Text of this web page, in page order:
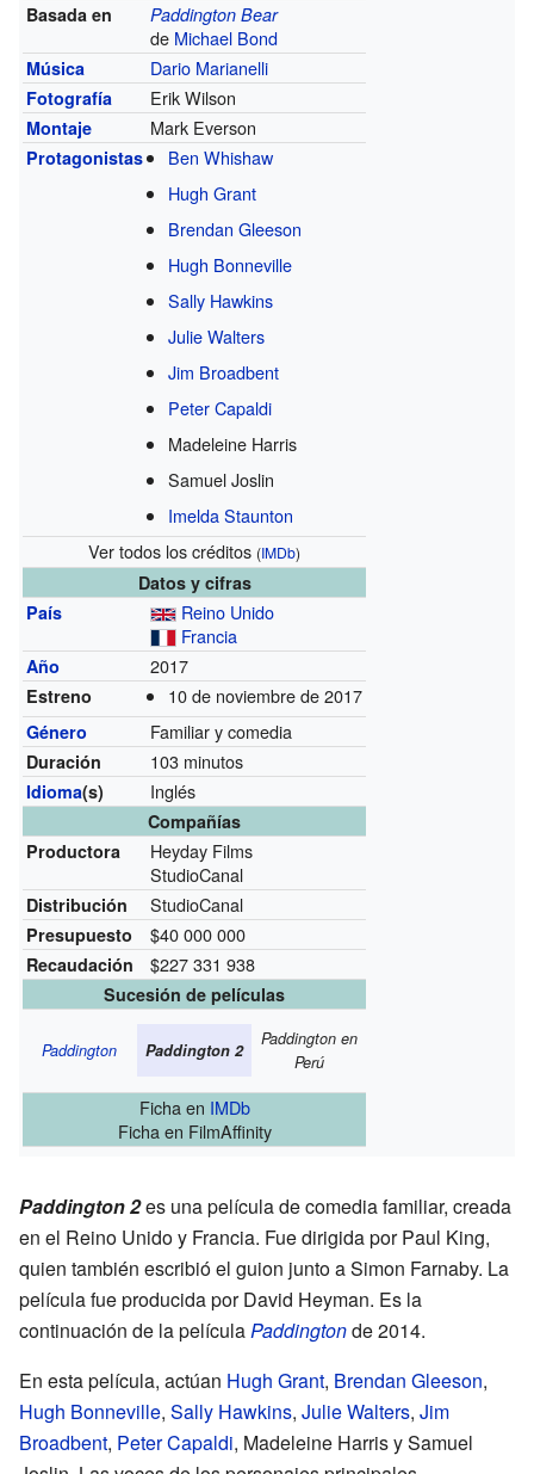
Basada en Paddington Bear
de Michael Bond
Música Dario Marianelli
Fotografía Erik Wilson
Montaje Mark Everson
Protagonistas
Ben Whishaw
Hugh Grant
Brendan Gleeson
Hugh Bonneville
Sally Hawkins
Julie Walters
Jim Broadbent
Peter Capaldi
Madeleine Harris
Samuel Joslin
Imelda Staunton
Ver todos los créditos (IMDb)
Datos y cifras
País
Reino Unido
Francia
Año 2017
Estreno 10 de noviembre de 2017
Género Familiar y comedia
Duración 103 minutos
Idioma(s) Inglés
Compañías
Productora
Heyday Films
StudioCanal
Distribución StudioCanal
Presupuesto $40 000 000
Recaudación $227 331 938
Sucesión de películas
Paddington Paddington 2
Paddington en
Perú
Ficha en IMDb
Ficha en FilmAffinity
Paddington 2es una película de comedia familiar, creada
en el Reino Unido y Francia. Fue dirigida por Paul King,
quien también escribió el guion junto a Simon Farnaby. La
película fue producida por David Heyman. Es la
continuación de la películaPaddingtonde 2014.
En esta película, actúan Hugh Grant, Brendan Gleeson,
Hugh Bonneville, Sally Hawkins, Julie Walters, Jim
Broadbent, Peter Capaldi, Madeleine Harris y Samuel